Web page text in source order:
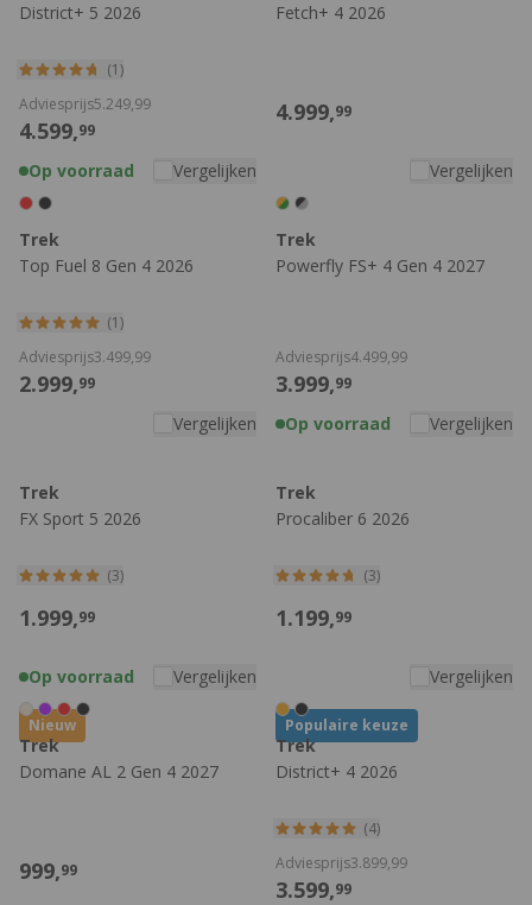
District+ 5 2026
(1)
4.599,99
Adviesprijs5.249,99
Op voorraad Vergelijken
Fetch+ 4 2026
4.999,99
Vergelijken
Trek
Top Fuel 8 Gen 4 2026
(1)
2.999,99
Adviesprijs3.499,99
Vergelijken
Trek
Powerfly FS+ 4 Gen 4 2027
3.999,99
Adviesprijs4.499,99
Op voorraad Vergelijken
Trek
FX Sport 5 2026
(3)
1.999,99
Op voorraad Vergelijken
Trek
Procaliber 6 2026
(3)
1.199,99
Vergelijken
Nieuw
Trek
Domane AL 2 Gen 4 2027
999,99
Populaire keuze
Trek
District+ 4 2026
(4)
3.599,99
Adviesprijs3.899,99